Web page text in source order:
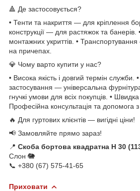
🔺 Де застосовується?
• Тенти та накриття — для кріплення
конструкції — для растяжок та
монтажних укриттів. • Транспортування
на причепах.
💎 Чому варто купити у нас?
• Висока якість і довгий термін
застосування — універсальна
гнучкі умови для всіх покупців. •
Професійна консультація та допомога
🔥 Для гуртових клієнтів — вигідні ціни!
📢 Замовляйте прямо зараз!
📍 Скоба бортова квадратна Н 30
Слон 🐘
📞 +380 (67) 575-41-65
Приховати